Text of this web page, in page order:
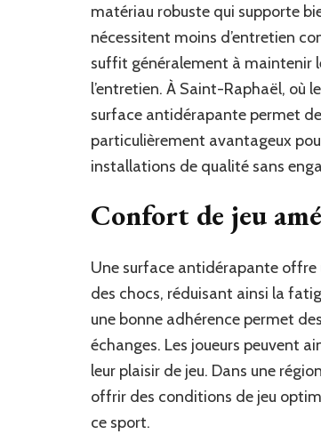
matériau robuste qui supporte
nécessitent moins d’entretien
suffit généralement à maintenir
l’entretien. À Saint-Raphaël, où
surface antidérapante permet
particulièrement avantageux
installations de qualité sans
Confort de jeu
Une surface antidérapante offre
des chocs, réduisant ainsi la
une bonne adhérence permet
échanges. Les joueurs peuvent
leur plaisir de jeu. Dans une
offrir des conditions de jeu
ce sport.